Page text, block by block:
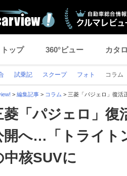
トップ 360°ビュー カタ
試乗記 スクープ フォト コラム
> 編集記事 > コラム > 三菱「パジェロ」復活
菱「パジェロ」復
開へ…「トライト
中核SUVに